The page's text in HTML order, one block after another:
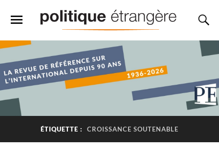
ÉTIQUETTE : CROISSANCE SOUTENABLE